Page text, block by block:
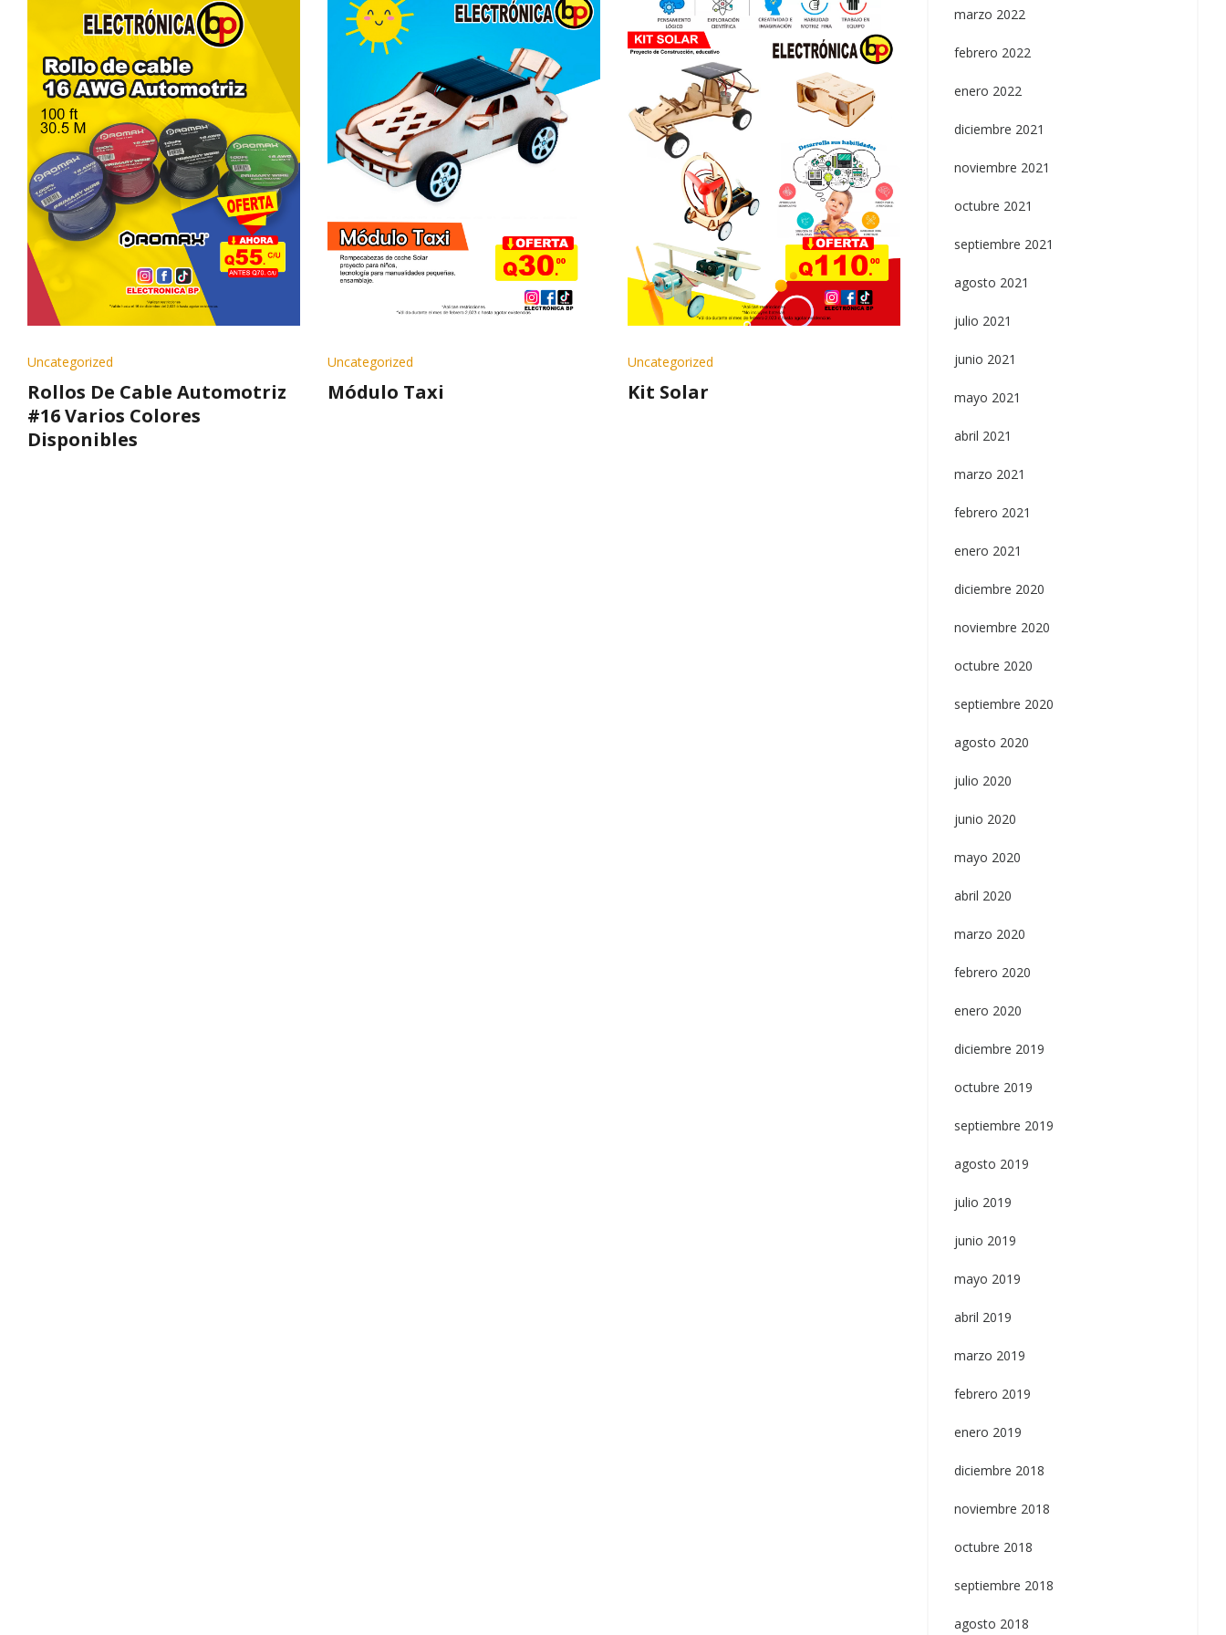
Uncategorized
Rollos De Cable Automotriz
#16 Varios Colores
Disponibles
Uncategorized
Módulo Taxi
Uncategorized
Kit Solar
Uncategorized
Switch 30A 250VAC
marzo 2022
febrero 2022
enero 2022
diciembre 2021
noviembre 2021
octubre 2021
septiembre 2021
agosto 2021
julio 2021
junio 2021
mayo 2021
abril 2021
marzo 2021
febrero 2021
enero 2021
diciembre 2020
noviembre 2020
octubre 2020
septiembre 2020
agosto 2020
julio 2020
junio 2020
mayo 2020
abril 2020
marzo 2020
febrero 2020
enero 2020
diciembre 2019
octubre 2019
septiembre 2019
agosto 2019
julio 2019
junio 2019
mayo 2019
abril 2019
marzo 2019
febrero 2019
enero 2019
diciembre 2018
noviembre 2018
octubre 2018
septiembre 2018
agosto 2018